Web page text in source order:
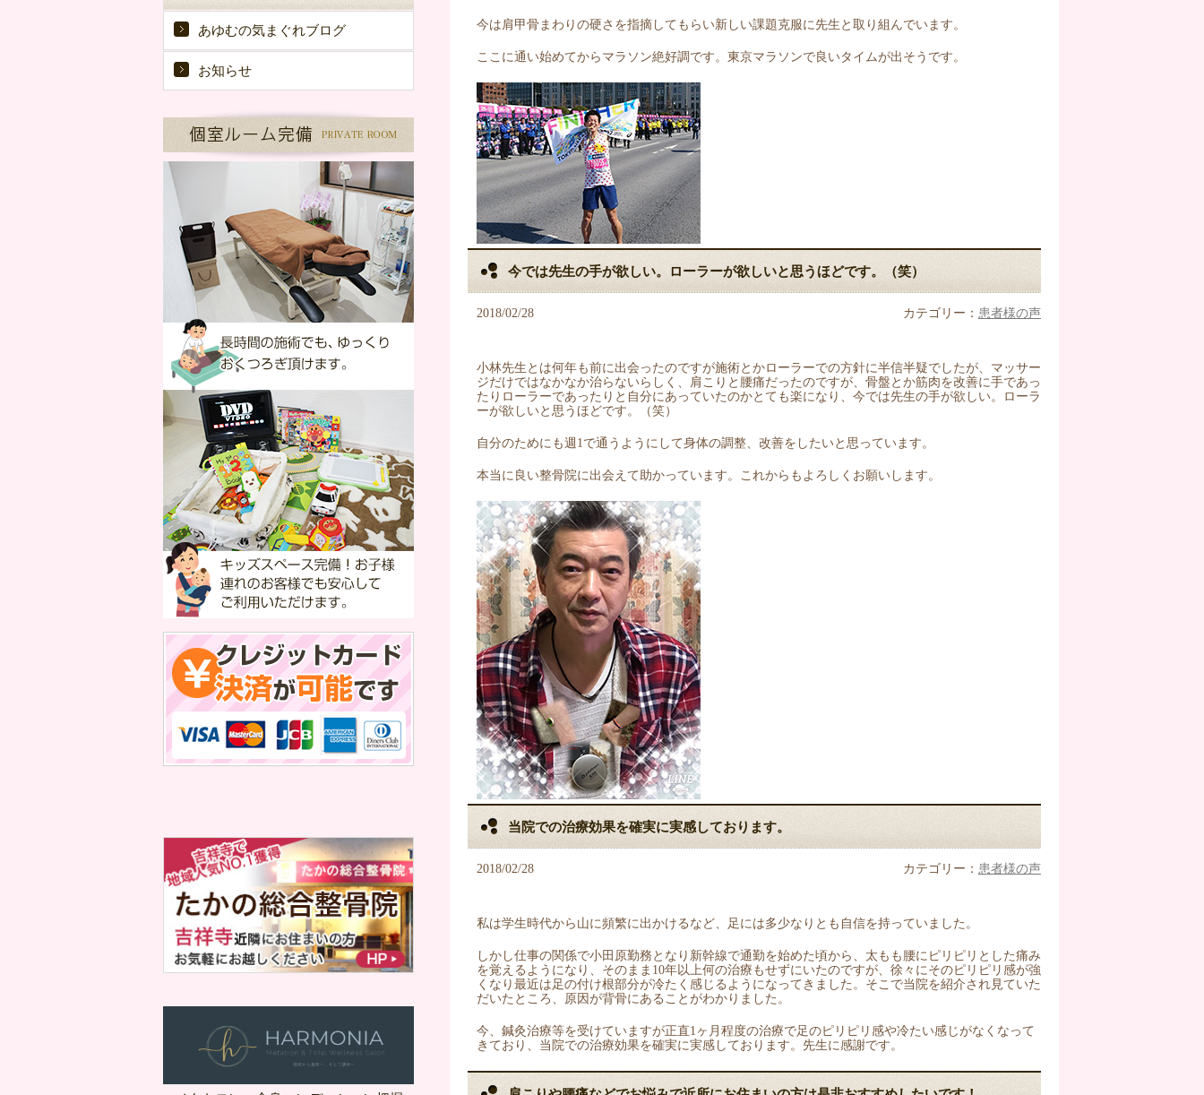
今は肩甲骨まわりの硬さを指摘してもらい新しい課題克服に先生と取り組んでいます。
ここに通い始めてからマラソン絶好調です。東京マラソンで良いタイムが出そうです。
今では先生の手が欲しい。ローラーが欲しいと思うほどです。（笑）
2018/02/28 カテゴリー： 患者様の声
小林先生とは何年も前に出会ったのですが施術とかローラーでの方針に半信半疑でしたが、マッサー
ジだけではなかなか治らないらしく、肩こりと腰痛だったのですが、骨盤とか筋肉を改善に手であっ
たりローラーであったりと自分にあっていたのかとても楽になり、今では先生の手が欲しい。ローラ
ーが欲しいと思うほどです。（笑）
自分のためにも週1で通うようにして身体の調整、改善をしたいと思っています。
本当に良い整骨院に出会えて助かっています。これからもよろしくお願いします。
当院での治療効果を確実に実感しております。
2018/02/28 カテゴリー： 患者様の声
私は学生時代から山に頻繁に出かけるなど、足には多少なりとも自信を持っていました。
しかし仕事の関係で小田原勤務となり新幹線で通勤を始めた頃から、太もも腰にピリピリとした痛み
を覚えるようになり、そのまま10年以上何の治療もせずにいたのですが、徐々にそのピリピリ感が強
くなり最近は足の付け根部分が冷たく感じるようになってきました。そこで当院を紹介され見ていた
だいたところ、原因が背骨にあることがわかりました。
今、鍼灸治療等を受けていますが正直1ヶ月程度の治療で足のピリピリ感や冷たい感じがなくなって
きており、当院での治療効果を確実に実感しております。先生に感謝です。
あゆむの気まぐれブログ
お知らせ